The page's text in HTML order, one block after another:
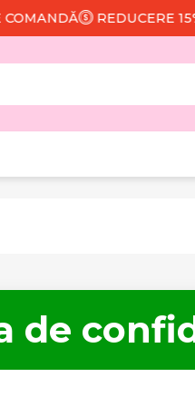
REDUCERE 15% LA
de